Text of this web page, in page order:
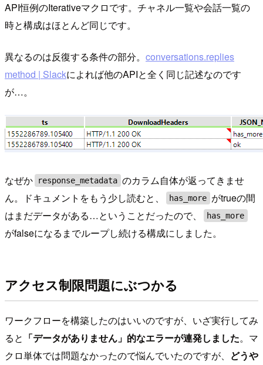
API恒例のIterativeマクロです。チャネル一覧や会話一覧の
時と構成はほとんど同じです。
異なるのは反復する条件の部分。 conversations.replies
method | Slackによれば他のAPIと全く同じ記述なのです
が…。
なぜか response_metadata のカラム自体が返ってきませ
ん。ドキュメントをもう少し読むと、
has_more がtrueの間
はまだデータがある…ということだったので、
has_more
がfalseになるまでループし続ける構成にしました。
アクセス制限問題にぶつかる
ワークフローを構築したのはいいのですが、いざ実行してみ
ると 「データがありません」的なエラーが連発しました。マ
クロ単体では問題なかったので悩んでいたのですが、 どうや